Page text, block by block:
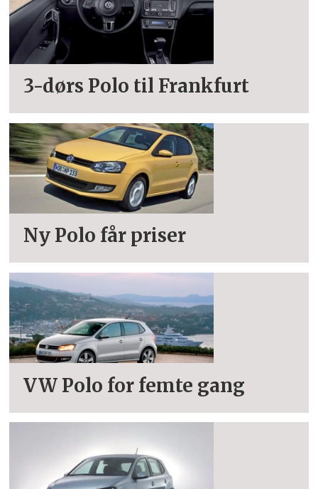
3-dørs Polo til Frankfurt
Ny Polo får priser
VW Polo for femte gang